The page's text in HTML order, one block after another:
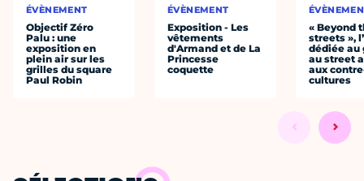
ÉVÈNEMENT
Objectif Zéro
Palu : une
exposition en
plein air sur les
grilles du square
Paul Robin
ÉVÈNEMENT
Exposition - Les
vêtements
d'Armand et de La
Princesse
coquette
« Beyond
streets »,
dédiée au
au street
aux
cultures